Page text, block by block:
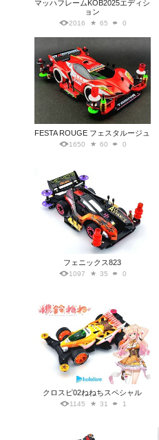
マッハフレームKOB2025エディシ
ョン
2016 65 0
FESTA ROUGE フェスタルージュ
1650 60 0
フェニックス823
1097 35 0
クロスピ02ねねちスペシャル
1145 31 1